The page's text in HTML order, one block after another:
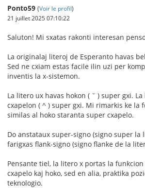
Ponto59 (Voir le profil)
21 juillet 2025 07:10:22
Saluton! Mi sxatas rakonti interesan
La originalaj literoj de Esperanto havas
Sed ne cxiam estas facile ilin uzi per
inventis la x-sistemon.
La litero ux havas hokon ( ˘ ) super gxi.
cxapelon ( ^ ) super gxi. Mi rimarkis ke la
similas al hoko staranta super cxapelo.
Do anstataux super-signo (signo super la
farigxas flank-signo (signo flanke de la
Pensante tiel, la litero x portas la
cxapelo kaj hoko, sed en alia, praktika
teknologio.